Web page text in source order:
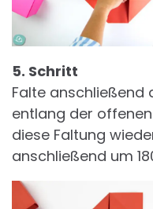
5. Schritt
Falte anschließend
entlang der
diese Faltung
anschließend um